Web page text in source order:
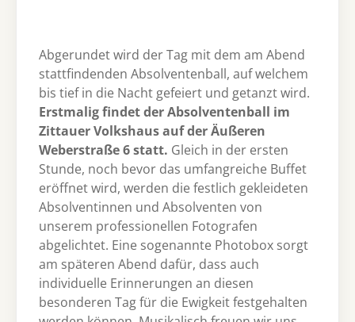
Abgerundet wird der Tag mit dem am Abend
stattfindenden Absolventenball, auf welchem
bis tief in die Nacht gefeiert und getanzt wird.
Erstmalig findet der Absolventenball im
Zittauer Volkshaus auf der Äußeren
Weberstraße 6 statt. Gleich in der ersten
Stunde, noch bevor das umfangreiche Buffet
eröffnet wird, werden die festlich gekleideten
Absolventinnen und Absolventen von
unserem professionellen Fotografen
abgelichtet. Eine sogenannte Photobox sorgt
am späteren Abend dafür, dass auch
individuelle Erinnerungen an diesen
besonderen Tag für die Ewigkeit festgehalten